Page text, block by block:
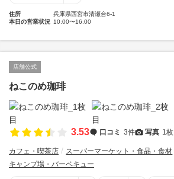
住所
兵庫県西宮市清瀬台6-1
本日の営業状況 10:00〜16:00
店舗公式
ねこのめ珈琲
3.53 口コミ 3件 写真 1枚
カフェ・喫茶店
スーパーマーケット・食品・食材
キャンプ場・バーベキュー